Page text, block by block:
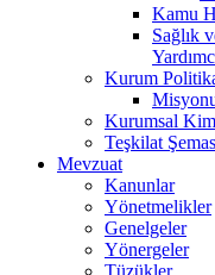
Kamu
Sağlık
Kurum
Kurumsal
Teşkilat
Mevzuat
Kanunlar
Yönetmelikler
Genelgeler
Yönergeler
Tüzükler